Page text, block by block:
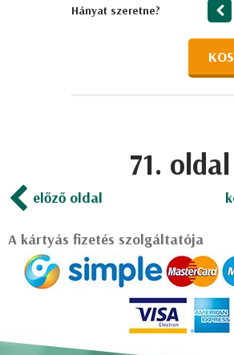
Hányat szeretne?
71. oldal
előző oldal
A kártyás fizetés szolgáltatója